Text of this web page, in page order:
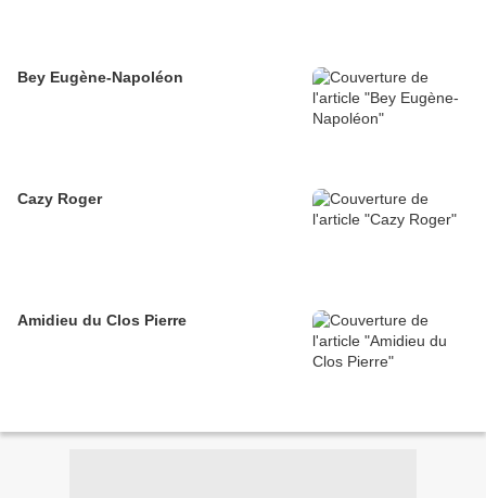
Bey Eugène-Napoléon
Cazy Roger
Amidieu du Clos Pierre